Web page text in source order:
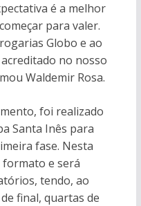
é a melhor
para valer.
Globo e ao
no nosso
Waldemir Rosa.
foi realizado
Santa Inês para
fase. Nesta
e será
tendo, ao
final, quartas de